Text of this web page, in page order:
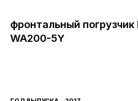
фронтальный погрузчик
WA200-5Y